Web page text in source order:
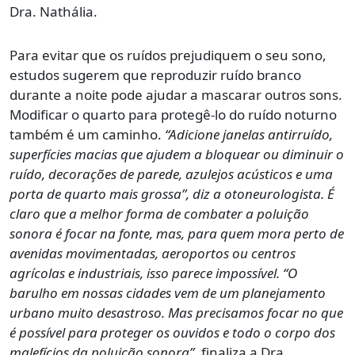
Dra. Nathália.
Para evitar que os ruídos prejudiquem o seu sono,
estudos sugerem que reproduzir ruído branco
durante a noite pode ajudar a mascarar outros sons.
Modificar o quarto para protegê-lo do ruído noturno
também é um caminho. “Adicione janelas antirruído,
superfícies macias que ajudem a bloquear ou diminuir o
ruído, decorações de parede, azulejos acústicos e uma
porta de quarto mais grossa”, diz a otoneurologista. É
claro que a melhor forma de combater a poluição
sonora é focar na fonte, mas, para quem mora perto de
avenidas movimentadas, aeroportos ou centros
agrícolas e industriais, isso parece impossível. “O
barulho em nossas cidades vem de um planejamento
urbano muito desastroso. Mas precisamos focar no que
é possível para proteger os ouvidos e todo o corpo dos